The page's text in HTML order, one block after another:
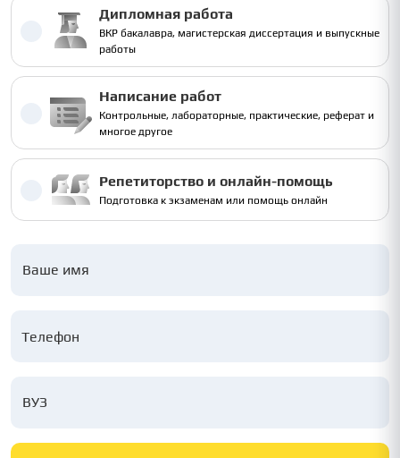
Дипломная работа
ВКР бакалавра, магистерская диссертация и выпускные
работы
Написание работ
Контрольные, лабораторные, практические, реферат и
многое другое
Репетиторство и онлайн-помощь
Подготовка к экзаменам или помощь онлайн
Ваше имя
ВУЗ